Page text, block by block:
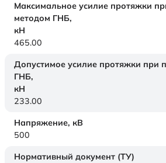
Максимальное усилие протяжки
методом ГНБ,
кН
465.00
Допустимое усилие протяжки при
ГНБ,
кН
233.00
Напряжение, кВ
500
Нормативный документ (ТУ)